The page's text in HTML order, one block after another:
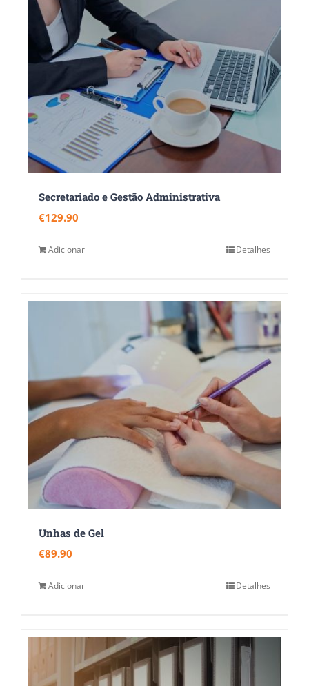
Secretariado e Gestão Administrativa
€129.90
Adicionar Detalhes
Unhas de Gel
€89.90
Adicionar Detalhes